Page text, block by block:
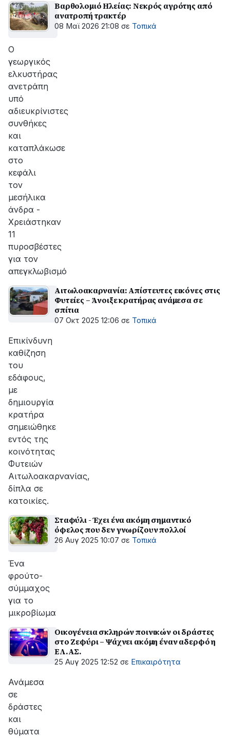
ΔΕΔΔΗΕ
για
την
βλάβης
Βαρθολομιό Ηλείας: Νεκρός αγρότης από
ανατροπή τρακτέρ
08 Μαϊ 2026 21:08 σε Τοπικά
Ο
γεωργικός
ελκυστήρας
ανετράπη
υπό
αδιευκρίνιστες
συνθήκες
και
καταπλάκωσε
στο
κεφάλι
τον
μεσήλικα
άνδρα -
Χρειάστηκαν
11
πυροσβέστες
για τον
απεγκλωβισμό
Αιτωλοακαρνανία: Απίστευτες εικόνες στις
Φυτείες – Άνοιξε κρατήρας ανάμεσα σε
σπίτια
07 Οκτ 2025 12:06 σε Τοπικά
Επικίνδυνη
καθίζηση
του
εδάφους,
με
δημιουργία
κρατήρα
σημειώθηκε
εντός της
κοινότητας
Φυτειών
Αιτωλοακαρνανίας,
δίπλα σε
κατοικίες.
Σταφύλι - Έχει ένα ακόμη σημαντικό
όφελος που δεν γνωρίζουν πολλοί
26 Αυγ 2025 10:07 σε Τοπικά
Ένα
φρούτο-
σύμμαχος
για το
μικροβίωμα
Οικογένεια σκληρών ποινικών οι δράστες
στο Ζεφύρι – Ψάχνει ακόμη έναν αδερφό η
ΕΛ.ΑΣ.
25 Αυγ 2025 12:52 σε Επικαιρότητα
Ανάμεσα
σε
δράστες
και
θύματα